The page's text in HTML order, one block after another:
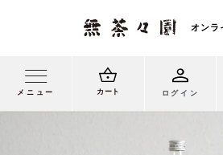
メニュー カート ログイン